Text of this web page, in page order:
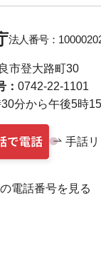
法人番号：
市登大路町30
： 0742-22-1101
分から午後5時15
手話
電話番号を見る